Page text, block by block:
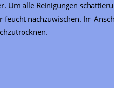
Um alle Reinigungen
nachzuwischen. Im